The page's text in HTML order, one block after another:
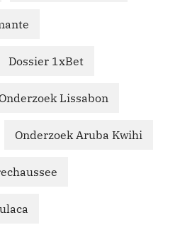
Dossier 1xBet
Lissabon
Onderzoek Aruba Kwihi